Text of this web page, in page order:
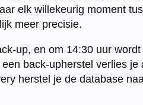
elk willekeurig moment
meer precisie.
up, en om 14:30 uur
back-upherstel verlies je
herstel je de database